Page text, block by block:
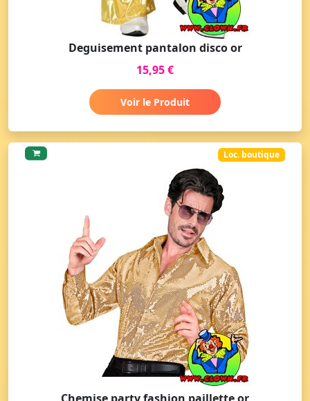
Deguisement pantalon disco or
15,95 €
Voir le Produit
Loc. boutique